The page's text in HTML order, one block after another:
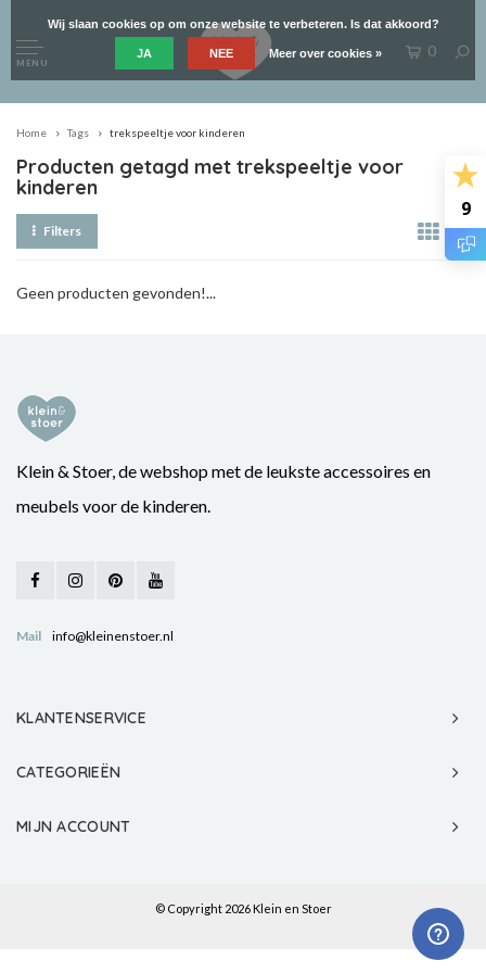
9
MENU
0
Home Tags trekspeeltje voor kinderen
Producten getagd met trekspeeltje voor
kinderen
Filters
Geen producten gevonden!...
Klein & Stoer, de webshop met de leukste accessoires en
meubels voor de kinderen.
Mail info@kleinenstoer.nl
KLANTENSERVICE
CATEGORIEËN
MIJN ACCOUNT
© Copyright 2026 Klein en Stoer
Wij slaan cookies op om onze website te verbeteren. Is dat akkoord?
JA NEE Meer over cookies »